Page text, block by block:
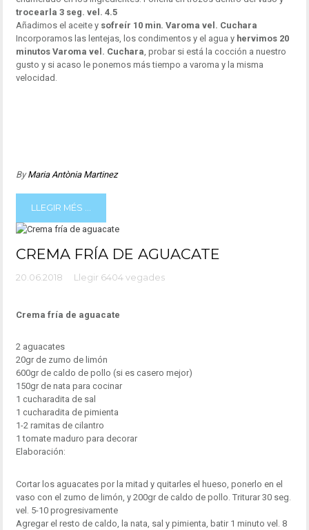
trocearla 3 seg. vel. 4.5
Añadimos el aceite y sofreír 10 min. Varoma vel. Cuchara
Incorporamos las lentejas, los condimentos y el agua y hervimos 20
minutos Varoma vel. Cuchara, probar si está la cocción a nuestro
gusto y si acaso le ponemos más tiempo a varoma y la misma
velocidad.
ByMaria Antònia Martinez
LLEGIR MÉS ...
CREMA FRÍA DE AGUACATE
20.06.2018 Llegir 6404 vegades
Crema fría de aguacate
2 aguacates
20gr de zumo de limón
600gr de caldo de pollo (si es casero mejor)
150gr de nata para cocinar
1 cucharadita de sal
1 cucharadita de pimienta
1-2 ramitas de cilantro
1 tomate maduro para decorar
Elaboración:
Cortar los aguacates por la mitad y quitarles el hueso, ponerlo en el
vaso con el zumo de limón, y 200gr de caldo de pollo. Triturar 30 seg.
vel. 5-10 progresivamente
Agregar el resto de caldo, la nata, sal y pimienta, batir 1 minuto vel. 8